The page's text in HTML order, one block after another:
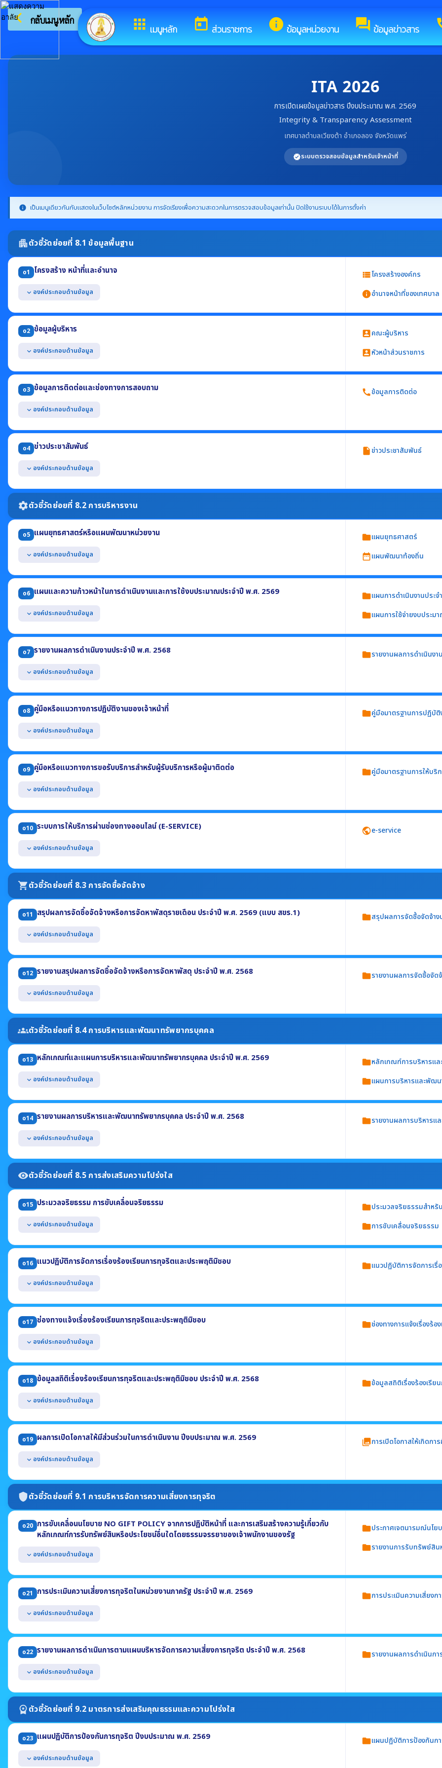
appsเมนูหลัก todayส่วนราชการ infoข้อมูลหน่วยงาน forumข้อมูลข่าวสาร
arrow_back_ios กลับเมนูหลัก ยินดีต้อนรับสู่เว็บไซต์ของ เทศบาลตำบลเวียงต้า
ITA 2026
การเปิดเผยข้อมูลข่าวสาร ปีงบประมาณ พ.ศ. 2569
Integrity & Transparency Assessment
เทศบาลตำบลเวียงต้า อำเภอลอง จังหวัดแพร่
verifiedระบบตรวจสอบข้อมูลสำหรับเจ้าหน้าที่
info เป็นเมนูเดียวกันกับแสดงในเว็บไซต์หลักหน่วยงาน การจัดเรียงเพื่อความสะดวกในการตรวจสอบข้อมูลเท่านั้น ปิดใช้งานระบบได้ในการตั้งค่า
apartmentตัวชี้วัดย่อยที่ 8.1 ข้อมูลพื้นฐาน
o1 โครงสร้าง หน้าที่และอำนาจ
expand_more องค์ประกอบด้านข้อมูล
แสดงแผนผังโครงสร้างการแบ่งส่วนราชการของหน่วยงาน
แสดงตำแหน่งที่สำคัญและการแบ่งส่วนงานภายใน เช่น สำนัก กอง ศูนย์ ฝ่าย ส่วน กลุ่ม
แสดงข้อมูลเฉพาะที่อธิบายถึงหน้าที่และอำนาจของหน่วยงาน (ต้องไม่เป็นการแสดงข้อมูลกฎหมายทั้งฉบับ)
* กรณี อปท. ให้แสดงแผนผังโครงสร้างทั้งฝ่ายการเมืองและฝ่ายข้าราชการประจำ
view_listโครงสร้างองค์กร
infoอำนาจหน้าที่ของเทศบาล
o2 ข้อมูลผู้บริหาร
expand_more องค์ประกอบด้านข้อมูล
แสดงข้อมูลของผู้บริหารสูงสุด และผู้ดำรงตำแหน่งทางการบริหารของหน่วยงาน อย่างน้อยประกอบด้วย
(1) ชื่อ-นามสกุล ตำแหน่ง (2) รูปถ่าย (3) ช่องทางการติดต่อ
account_boxคณะผู้บริหาร
account_boxหัวหน้าส่วนราชการ
o3 ข้อมูลการติดต่อและช่องทางการสอบถาม
expand_more องค์ประกอบด้านข้อมูล
แสดงข้อมูลการติดต่อของหน่วยงาน อย่างน้อยประกอบด้วย
(1) ที่อยู่สำนักงาน (2) หมายเลขโทรศัพท์ (3) หมายเลขโทรสาร
(4) ที่อยู่ไปรษณีย์อิเล็กทรอนิกส์ (5) แผนที่ตั้ง
แสดงช่องทางการสอบถามข้อมูลออนไลน์ของหน่วยงาน
callข้อมูลการติดต่อ
o4 ข่าวประชาสัมพันธ์
expand_more องค์ประกอบด้านข้อมูล
แสดงข้อมูลข่าวสารต่างๆ ที่เกี่ยวข้องกับการดำเนินงานตามอำนาจหน้าที่หรือภารกิจของหน่วยงาน
เป็นข้อมูลข่าวสารที่เกิดขึ้นในปี พ.ศ. 2569
insert_drive_fileข่าวประชาสัมพันธ์
settingsตัวชี้วัดย่อยที่ 8.2 การบริหารงาน
o5 แผนยุทธศาสตร์หรือแผนพัฒนาหน่วยงาน
expand_more องค์ประกอบด้านข้อมูล
แสดงแผนการดำเนินภารกิจของหน่วยงานที่มีระยะเวลามากกว่า 1 ปี อย่างน้อยประกอบด้วย
(1) ยุทธศาสตร์หรือแนวทาง (2) เป้าหมาย (3) ตัวชี้วัด
มีระยะเวลาบังคับใช้ครอบคลุมปี พ.ศ. 2569
folderแผนยุทธศาสตร์
date_rangeแผนพัฒนาท้องถิ่น
o6 แผนและความก้าวหน้าในการดำเนินงานและการใช้งบประมาณประจำปี พ.ศ. 2569
expand_more องค์ประกอบด้านข้อมูล
แสดงแผนการดำเนินงานตามภารกิจของหน่วยงาน ประจำปี พ.ศ. 2569 อย่างน้อยประกอบด้วย
(1) โครงการหรือกิจกรรม (2) งบประมาณแต่ละโครงการ (3) ระยะเวลาดำเนินการ
แสดงผลความก้าวหน้าในการดำเนินงาน ข้อมูล ณ วันที่ 31 มีนาคม 2569 อย่างน้อยประกอบด้วย
(1) ความก้าวหน้าการดำเนินการแต่ละโครงการ (2) ร้อยละของการใช้จ่ายงบประมาณ
folderแผนการดำเนินงานประจ
folderแผนการใช้จ่ายงบประม
o7 รายงานผลการดำเนินงานประจำปี พ.ศ. 2568
expand_more องค์ประกอบด้านข้อมูล
แสดงผลการดำเนินงานตามแผนดำเนินงาน ประจำปีงบประมาณ 2568 โดยมีรายละเอียดอย่างน้อยประกอบด้วย
(1) ผลการดำเนินงานของแต่ละโครงการหรือกิจกรรม
(2) งบประมาณที่ได้รับจัดสรรแต่ละโครงการหรือกิจกรรม
(3) ผลการใช้จ่ายงบประมาณที่ใช้ดำเนินงานแต่ละโครงการหรือกิจกรรม
(4) ช่วงระยะเวลาในการดำเนินงานแต่ละโครงการหรือกิจกรรม
folderรายงานผลการดำเนินงา
o8 คู่มือหรือแนวทางการปฏิบัติงานของเจ้าหน้าที่
expand_more องค์ประกอบด้านข้อมูล
แสดงคู่มือหรือแนวทางการปฏิบัติงานที่เจ้าหน้าที่ของหน่วยงานใช้ยึดถือปฏิบัติให้เป็นมาตรฐานเดียวกัน อย่างน้อย 3 งาน
อย่างน้อยประกอบด้วย
(1) ชื่องาน (2) วิธีการขั้นตอนการปฏิบัติงาน
(3) ระยะเวลาที่ใช้ในการปฏิบัติงาน (4) กฎหมายที่เกี่ยวข้อง
folderคู่มือมาตรฐานการปฏิบัติ
o9 คู่มือหรือแนวทางการขอรับบริการสำหรับผู้รับบริการหรือผู้มาติดต่อ
expand_more องค์ประกอบด้านข้อมูล
แสดงคู่มือการขอรับบริการหรือแนวทางการปฏิบัติที่ผู้รับบริการหรือผู้มาติดต่อใช้เป็นข้อมูล อย่างน้อย 3 งาน อย่างน้อย
(1) ชื่องาน (2) วิธีการขั้นตอนการขอรับบริการ (3) ระยะเวลา
(4) ช่องทางให้บริการ (5) ค่าธรรมเนียม (6) เอกสารหลักฐานประกอบ
folderคู่มือมาตรฐานการให้บริ
o10 ระบบการให้บริการผ่านช่องทางออนไลน์ (E-SERVICE)
expand_more องค์ประกอบด้านข้อมูล
แสดงช่องทางการให้บริการหรือธุรกรรมภาครัฐที่สอดคล้องกับภารกิจของหน่วยงานผ่านเครือข่ายอินเทอร์เน็ต โดยผู้
ขอรับบริการไม่จำเป็นต้องเดินทางมายังหน่วยงาน
สามารถเข้าถึงหรือเชื่อมโยงได้จากหน้าแรกของเว็บไซต์หลักของหน่วยงาน
publice-service
shopping_cartตัวชี้วัดย่อยที่ 8.3 การจัดซื้อจัดจ้าง
o11 สรุปผลการจัดซื้อจัดจ้างหรือการจัดหาพัสดุรายเดือน ประจำปี พ.ศ. 2569 (แบบ สขร.1)
expand_more องค์ประกอบด้านข้อมูล
แสดงรายงานสรุปผลการจัดซื้อจัดจ้างฯ รายเดือน ไตรมาสที่ 1-2 ประจำปี พ.ศ. 2569 อย่างน้อยประกอบด้วย
(1) งานที่จัดซื้อหรือจัดจ้าง (2) วงเงินที่จะซื้อหรือจ้าง (3) ราคากลาง
(4) วิธีซื้อหรือจ้าง (5) รายชื่อผู้เสนอราคา (6) ราคาที่เสนอ
(7) ผู้ได้รับการคัดเลือก (8) ราคาที่ตกลงซื้อหรือจ้าง
(9) เหตุผลที่คัดเลือกโดยสรุป (10) เลขที่และวันที่ของสัญญา
folderสรุปผลการจัดซื้อจัดจ้าง
o12 รายงานสรุปผลการจัดซื้อจัดจ้างหรือการจัดหาพัสดุ ประจำปี พ.ศ. 2568
expand_more องค์ประกอบด้านข้อมูล
แสดงข้อมูลสรุปผลการจัดซื้อจัดจ้าง ประจำปี พ.ศ. 2568 (ภาพรวม) อย่างน้อยประกอบด้วย
(1) จำนวนโครงการจำแนกตามวิธีการจัดซื้อจัดจ้าง (2) จำนวนงบประมาณจำแนกตามวิธีการจัดซื้อจัดจ้าง
(3) ปัญหา/อุปสรรค (4) ข้อเสนอแนะ
แสดงข้อมูลสรุปผลการจัดซื้อจัดจ้างฯ รายเดือน ปี พ.ศ. 2568 (แบบ สขร.1)
แสดงในรูปแบบไฟล์อย่างน้อย 2 รูปแบบ คือ .pdf และ .xls หรือ .csv
folderรายงานผลการจัดซื้อจัด
groupsตัวชี้วัดย่อยที่ 8.4 การบริหารและพัฒนาทรัพยากรบุคคล
o13 หลักเกณฑ์และแผนการบริหารและพัฒนาทรัพยากรบุคคล ประจำปี พ.ศ. 2569
expand_more องค์ประกอบด้านข้อมูล
แสดงหลักเกณฑ์การบริหารทรัพยากรบุคคลเพื่อความโปร่งใสและเป็นธรรม อย่างน้อยประกอบด้วย
(1) การสรรหาและคัดเลือกบุคลากร (2) การบรรจุและแต่งตั้งบุคลากร
(3) การย้าย การโอน หรือการเลื่อน (4) การประเมินผลการปฏิบัติราชการ
แสดงแผนการบริหารทรัพยากรบุคคล ซึ่งบังคับใช้ในปี พ.ศ. 2569
folderหลักเกณฑ์การบริหารแ
folderแผนการบริหารและพัฒ
o14 รายงานผลการบริหารและพัฒนาทรัพยากรบุคคล ประจำปี พ.ศ. 2568
expand_more องค์ประกอบด้านข้อมูล
แสดงผลการบริหารทรัพยากรบุคคล ประจำปี พ.ศ. 2568 อย่างน้อยประกอบด้วย
(1) รายการหรือกิจกรรมการบริหารทรัพยากรบุคคล (2) ผลการดำเนินการ
(3) ช่วงระยะเวลาในการดำเนินการ
(4) ข้อมูลสถิติกรอบอัตรากำลัง กรอบมีเงิน กรอบคนครอง (ข้อมูล ณ 30 ก.ย. 2568)
แสดงผลการพัฒนาทรัพยากรบุคคล ประจำปี พ.ศ. 2568
folderรายงานผลการบริหาร
visibilityตัวชี้วัดย่อยที่ 8.5 การส่งเสริมความโปร่งใส
o15 ประมวลจริยธรรม การขับเคลื่อนจริยธรรม
expand_more องค์ประกอบด้านข้อมูล
แสดงประมวลจริยธรรมสำหรับเจ้าหน้าที่ของรัฐ
แสดงผลการเสริมสร้างมาตรฐานทางจริยธรรมให้แก่เจ้าหน้าที่ อย่างน้อยประกอบด้วย
(1) การจัดตั้งทีมให้คำปรึกษาตอบคำถามทางจริยธรรม
(2) แนวปฏิบัติ Dos & Don'ts
folderประมวลจริยธรรมสำหรั
folderการขับเคลื่อนจริยธรรม
o16 แนวปฏิบัติการจัดการเรื่องร้องเรียนการทุจริตและประพฤติมิชอบ
expand_more องค์ประกอบด้านข้อมูล
แสดงคู่มือหรือแนวทางการดำเนินการต่อเรื่องร้องเรียนการทุจริตและประพฤติมิชอบ อย่างน้อยประกอบด้วย
(1) รายละเอียดข้อมูลที่ผู้ร้องควรรู้ (2) ช่องทางแจ้งเรื่องร้องเรียน
(3) ขั้นตอนหรือวิธีการจัดการ (4) ส่วนงานที่รับผิดชอบ (5) ระยะเวลา
folderแนวปฏิบัติการจัดการเรื่
o17 ช่องทางแจ้งเรื่องร้องเรียนการทุจริตและประพฤติมิชอบ
expand_more องค์ประกอบด้านข้อมูล
แสดงช่องทางออนไลน์ของหน่วยงานที่บุคคลภายนอกสามารถแจ้งเรื่องร้องเรียนการทุจริตและประพฤติมิชอบ โดยต้อง
แยกต่างหากจากช่องทางการร้องเรียนทั่วไป
มีการปกปิดข้อมูลของผู้แจ้งเบาะแส
สามารถเข้าถึงหรือเชื่อมโยงได้จากหน้าแรกของเว็บไซต์หลักของหน่วยงาน
folderช่องทางการแจ้งเรื่องร้
o18 ข้อมูลสถิติเรื่องร้องเรียนการทุจริตและประพฤติมิชอบ ประจำปี พ.ศ. 2568
expand_more องค์ประกอบด้านข้อมูล
แสดงข้อมูลสถิติเรื่องร้องเรียนการทุจริตและประพฤติมิชอบ ประจำปี พ.ศ. 2568 อย่างน้อยประกอบด้วย
(1) จำนวนเรื่องร้องเรียนทั้งหมด (2) จำนวนเรื่องที่ดำเนินการแล้วเสร็จ
(3) จำนวนเรื่องที่อยู่ระหว่างดำเนินการ
folderข้อมูลสถิติเรื่องร้องเรีย
o19 ผลการเปิดโอกาสให้มีส่วนร่วมในการดำเนินงาน ปีงบประมาณ พ.ศ. 2569
expand_more องค์ประกอบด้านข้อมูล
แสดงผลการเปิดโอกาสให้ผู้มีส่วนได้ส่วนเสียภายนอกได้มีส่วนร่วมในการดำเนินงานตามภารกิจของหน่วยงาน ปี พ.ศ.
2569 ที่เกี่ยวข้องกับ
- การมีส่วนร่วมในการกำหนดนโยบาย - การร่วมวางแผน - การร่วมดำเนินการ
- การร่วมแลกเปลี่ยนความคิดเห็น - การร่วมติดตามประเมินผล
collectionsการเปิดโอกาสให้เกิดกา
shieldตัวชี้วัดย่อยที่ 9.1 การบริหารจัดการความเสี่ยงการทุจริต
o20 การขับเคลื่อนนโยบาย NO GIFT POLICY จากการปฏิบัติหน้าที่ และการเสริมสร้างความรู้เกี่ยวกับ
หลักเกณฑ์การรับทรัพย์สินหรือประโยชน์อื่นใดโดยธรรมจรรยาของเจ้าพนักงานของรัฐ
expand_more องค์ประกอบด้านข้อมูล
แสดงหนังสือประกาศเจตนารมณ์ No Gift Policy จากการปฏิบัติหน้าที่ ประจำปี พ.ศ. 2569
แสดงการดำเนินกิจกรรมที่แสดงให้เห็นว่าหน่วยงานมีการขับเคลื่อนนโยบาย No Gift Policy ประจำปี พ.ศ. 2569
แสดงการเสริมสร้างความรู้ให้แก่เจ้าหน้าที่เกี่ยวกับหลักเกณฑ์การรับทรัพย์สินหรือประโยชน์อื่นใดโดยธรรมจรรยาของ
เจ้าพนักงานของรัฐ ประจำปี พ.ศ. 2569
folderประกาศเจตนารมณ์นโ
folderรายงานการรับทรัพย์สิน
o21 การประเมินความเสี่ยงการทุจริตในหน่วยงานภาครัฐ ประจำปี พ.ศ. 2569
expand_more องค์ประกอบด้านข้อมูล
แสดงผลการประเมินความเสี่ยงการทุจริต ประจำปี พ.ศ. 2569 อย่างน้อยประกอบด้วย
(1) เหตุการณ์ความเสี่ยงและระดับของความเสี่ยง (2) มาตรการจัดการความเสี่ยง
ต้องครอบคลุมถึงความเสี่ยงการทุจริตที่เกี่ยวข้องกับการจัดซื้อจัดจ้าง และความเสี่ยงในกระบวนงานตามภารกิจหน่วย
งาน
folderการประเมินความเสี่ยง
o22 รายงานผลการดำเนินการตามแผนบริหารจัดการความเสี่ยงการทุจริต ประจำปี พ.ศ. 2568
expand_more องค์ประกอบด้านข้อมูล
แสดงผลการดำเนินการตามแผนบริหารจัดการความเสี่ยงการทุจริต ประจำปี พ.ศ. 2568 อย่างน้อยประกอบด้วย
(1) เหตุการณ์ความเสี่ยงและระดับของความเสี่ยง
(2) มาตรการจัดการความเสี่ยง
(3) ผลการดำเนินการตามมาตรการหรือการจัดการความเสี่ยง
folderรายงานผลการดำเนินก
workspace_premiumตัวชี้วัดย่อยที่ 9.2 มาตรการส่งเสริมคุณธรรมและความโปร่งใส
o23 แผนปฏิบัติการป้องกันการทุจริต ปีงบประมาณ พ.ศ. 2569
expand_more องค์ประกอบด้านข้อมูล
folderแผนปฏิบัติการป้องกันก